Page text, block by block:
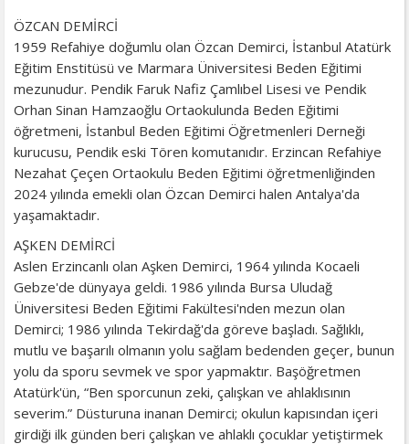
ÖZCAN DEMİRCİ
1959 Refahiye doğumlu olan Özcan Demirci, İstanbul Atatürk
Eğitim Enstitüsü ve Marmara Üniversitesi Beden Eğitimi
mezunudur. Pendik Faruk Nafiz Çamlıbel Lisesi ve Pendik
Orhan Sinan Hamzaoğlu Ortaokulunda Beden Eğitimi
öğretmeni, İstanbul Beden Eğitimi Öğretmenleri Derneği
kurucusu, Pendik eski Tören komutanıdır. Erzincan Refahiye
Nezahat Çeçen Ortaokulu Beden Eğitimi öğretmenliğinden
2024 yılında emekli olan Özcan Demirci halen Antalya'da
yaşamaktadır.
AŞKEN DEMİRCİ
Aslen Erzincanlı olan Aşken Demirci, 1964 yılında Kocaeli
Gebze'de dünyaya geldi. 1986 yılında Bursa Uludağ
Üniversitesi Beden Eğitimi Fakültesi'nden mezun olan
Demirci; 1986 yılında Tekirdağ'da göreve başladı. Sağlıklı,
mutlu ve başarılı olmanın yolu sağlam bedenden geçer, bunun
yolu da sporu sevmek ve spor yapmaktır. Başöğretmen
Atatürk'ün, “Ben sporcunun zeki, çalışkan ve ahlaklısının
severim.” Düsturuna inanan Demirci; okulun kapısından içeri
girdiği ilk günden beri çalışkan ve ahlaklı çocuklar yetiştirmek